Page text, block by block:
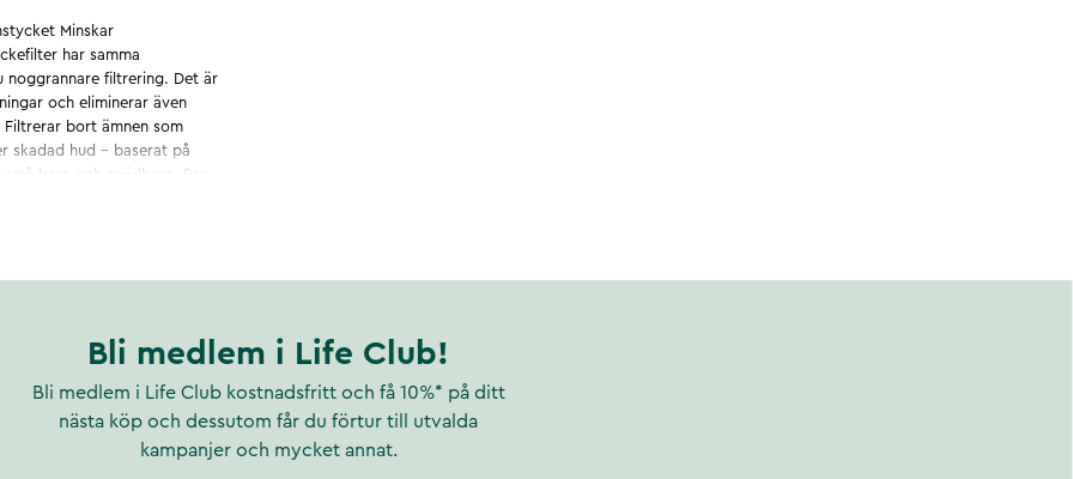
Minskar
har samma
noggrannare filtrering. Det är
och eliminerar även
bort ämnen som
skadad hud – baserat på
barn och spädbarn. Bra
risken att blont hår
Minskar skadligt klor. Enligt
negativt över
Klor irriterar även ögon, hud
badrumsytor och inredning.
typer av föroreningar från
Bli medlem i Life Club!
Bli medlem i Life Club kostnadsfritt och få 10%* på ditt
nästa köp och dessutom får du förtur till utvalda
kampanjer och mycket annat.